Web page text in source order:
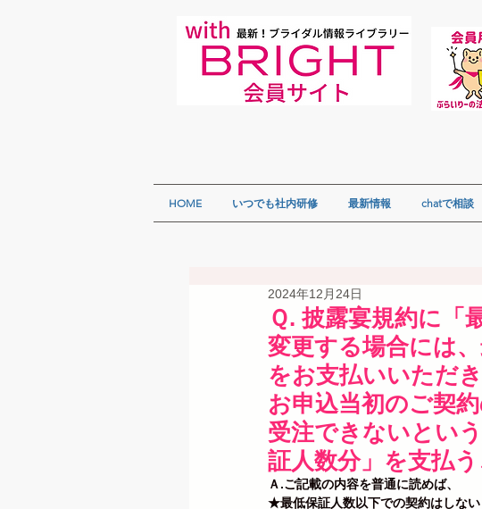
HOME いつでも社内研修 最新情報 chatで相談
Ｑ. 披露宴規約に「
変更する場合には
をお支払いいただ
お申込当初のご契
受注できないとい
証人数分」を支払
2024年12月24日
Ａ.ご記載の内容を普通に読めば、
★最低保証人数以下での契約はしない